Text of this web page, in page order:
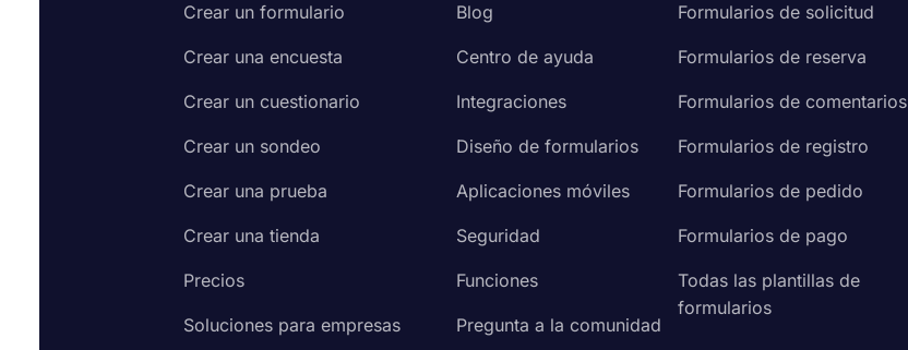
Crear un formulario
Crear una encuesta
Crear un cuestionario
Crear un sondeo
Crear una prueba
Crear una tienda
Precios
Soluciones para empresas
Blog
Centro de ayuda
Integraciones
Diseño de formularios
Aplicaciones móviles
Seguridad
Funciones
Pregunta a la comunidad
Formularios de solicitud
Formularios de reserva
Formularios de comentarios
Formularios de registro
Formularios de pedido
Formularios de pago
Todas las plantillas de
formularios